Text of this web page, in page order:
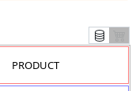
PRODUCT